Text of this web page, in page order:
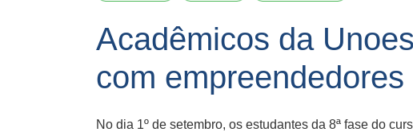
Acadêmicos da
com
No dia 1º de setembro, os estudantes da 8ª fase do